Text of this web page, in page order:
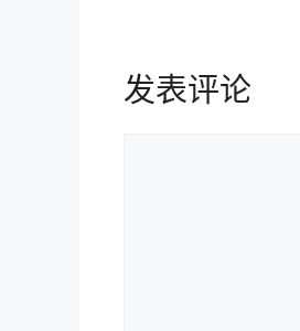
发表评论